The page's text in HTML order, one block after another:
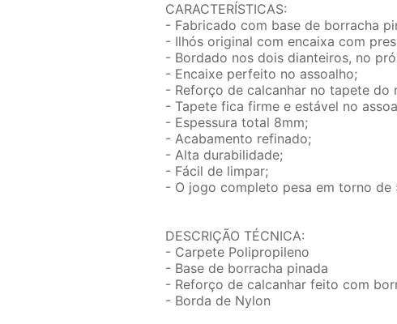
CARACTERÍSTICAS:
- Fabricado com base de borracha
- Ilhós original com encaixa com
- Bordado nos dois dianteiros, no
- Encaixe perfeito no assoalho;
- Reforço de calcanhar no tapete do
- Tapete fica firme e estável no
- Espessura total 8mm;
- Acabamento refinado;
- Alta durabilidade;
- Fácil de limpar;
- O jogo completo pesa em torno de
DESCRIÇÃO TÉCNICA:
- Carpete Polipropileno
- Base de borracha pinada
- Reforço de calcanhar feito com
- Borda de Nylon